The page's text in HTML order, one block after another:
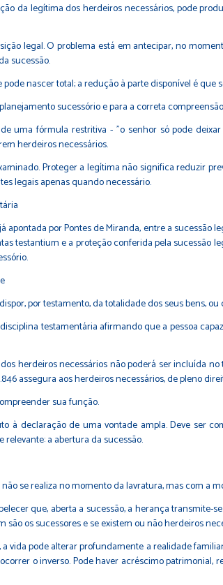
da legítima dos herdeiros necessários, pode
legal. O problema está em antecipar, no
sucessão.
nascer total; a redução à parte disponível é
sucessório e para a correta
uma fórmula restritiva - "o senhor só pode
herdeiros necessários.
Proteger a legítima não significa reduzir
legais apenas quando necessário.
apontada por Pontes de Miranda, entre a
testantium e a proteção conferida pela
por testamento, da totalidade dos seus bens,
testamentária afirmando que a pessoa
herdeiros necessários não poderá ser incluída
assegura aos herdeiros necessários, de pleno
sua função.
à declaração de uma vontade ampla. Deve ser
a abertura da sucessão.
se realiza no momento da lavratura, mas com a
que, aberta a sucessão, a herança
os sucessores e se existem ou não herdeiros
vida pode alterar profundamente a realidade
o inverso. Pode haver acréscimo